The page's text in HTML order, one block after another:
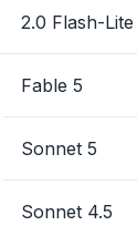
2.0 Flash-Lite
Fable 5
Sonnet 5
Sonnet 4.5